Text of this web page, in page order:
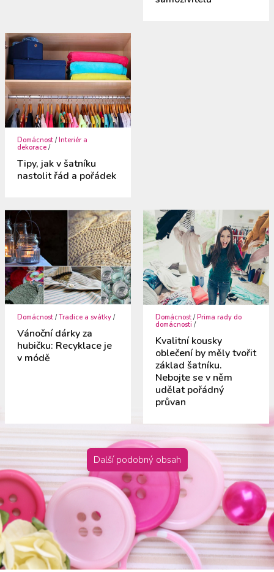
Domácnost /Interiér a
dekorace /
Tipy, jak v šatníku
nastolit řád a pořádek
Domácnost /Tradice a svátky /
Vánoční dárky za
hubičku: Recyklace je
v módě
Domácnost /Prima rady do
domácnosti /
Kvalitní kousky
oblečení by měly tvořit
základ šatníku.
Nebojte se v něm
udělat pořádný
průvan
Další podobný obsah